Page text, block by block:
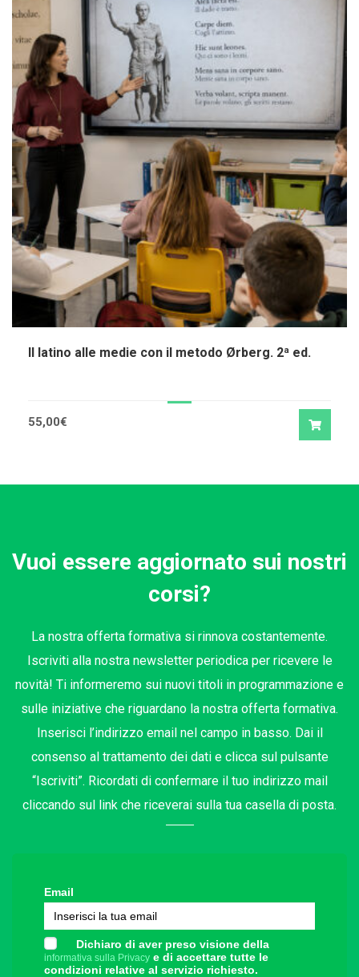
Il latino alle medie con il metodo Ørberg. 2ª ed.
55,00€
Vuoi essere aggiornato sui nostri
corsi?
La nostra offerta formativa si rinnova costantemente.
Iscriviti alla nostra newsletter periodica per ricevere le
novità! Ti informeremo sui nuovi titoli in programmazione e
sulle iniziative che riguardano la nostra offerta formativa.
Inserisci l’indirizzo email nel campo in basso. Dai il
consenso al trattamento dei dati e clicca sul pulsante
“Iscriviti”. Ricordati di confermare il tuo indirizzo mail
cliccando sul link che riceverai sulla tua casella di posta.
Email
Dichiaro di aver preso visione della
informativa sulla Privacy e di accettare tutte le
condizioni relative al servizio richiesto.